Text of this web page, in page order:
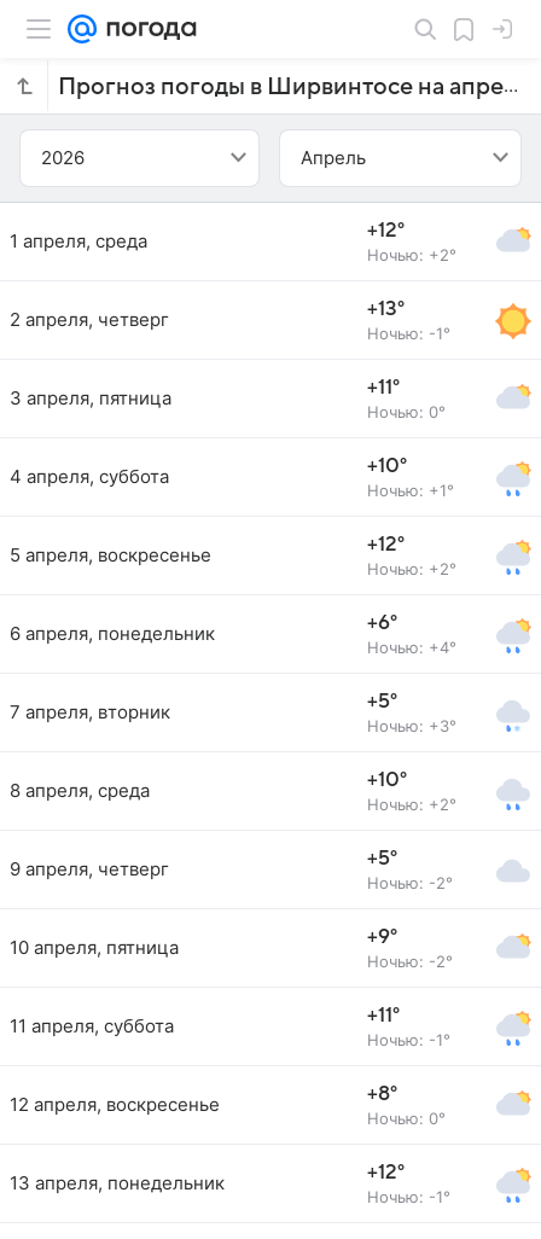
Прогноз погоды в Ширвинтосе на апрель 2026 года
2026 Апрель
1 апреля, среда +12°
Ночью: +2°
2 апреля, четверг +13°
Ночью: -1°
3 апреля, пятница +11°
Ночью: 0°
4 апреля, суббота +10°
Ночью: +1°
5 апреля, воскресенье +12°
Ночью: +2°
6 апреля, понедельник +6°
Ночью: +4°
7 апреля, вторник +5°
Ночью: +3°
8 апреля, среда +10°
Ночью: +2°
9 апреля, четверг +5°
Ночью: -2°
10 апреля, пятница +9°
Ночью: -2°
11 апреля, суббота +11°
Ночью: -1°
12 апреля, воскресенье +8°
Ночью: 0°
13 апреля, понедельник +12°
Ночью: -1°